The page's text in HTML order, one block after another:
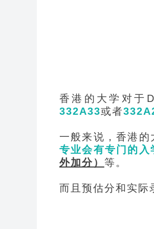
香港的大学对于
332A33或者
一般来说，香港
专业会有专门的入
外加分） 等。
而且预估分和实际